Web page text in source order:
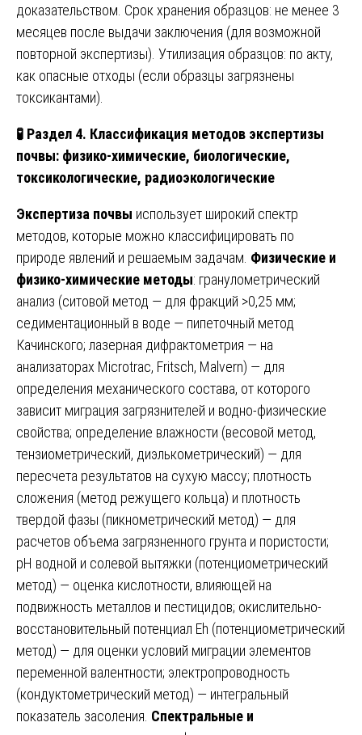
доказательством. Срок хранения образцов: не менее 3
месяцев после выдачи заключения (для возможной
повторной экспертизы). Утилизация образцов: по акту,
как опасные отходы (если образцы загрязнены
токсикантами).
🧪 Раздел 4. Классификация методов экспертизы
почвы: физико-химические, биологические,
токсикологические, радиоэкологические
Экспертиза почвы использует широкий спектр
методов, которые можно классифицировать по
природе явлений и решаемым задачам. Физические и
физико-химические методы: гранулометрический
анализ (ситовой метод — для фракций >0,25 мм;
седиментационный в воде — пипеточный метод
Качинского; лазерная дифрактометрия — на
анализаторах Microtrac, Fritsch, Malvern) — для
определения механического состава, от которого
зависит миграция загрязнителей и водно-физические
свойства; определение влажности (весовой метод,
тензиометрический, диэлькометрический) — для
пересчета результатов на сухую массу; плотность
сложения (метод режущего кольца) и плотность
твердой фазы (пикнометрический метод) — для
расчетов объема загрязненного грунта и пористости;
pH водной и солевой вытяжки (потенциометрический
метод) — оценка кислотности, влияющей на
подвижность металлов и пестицидов; окислительно-
восстановительный потенциал Eh (потенциометрический
метод) — для оценки условий миграции элементов
переменной валентности; электропроводность
(кондуктометрический метод) — интегральный
показатель засоления. Спектральные и